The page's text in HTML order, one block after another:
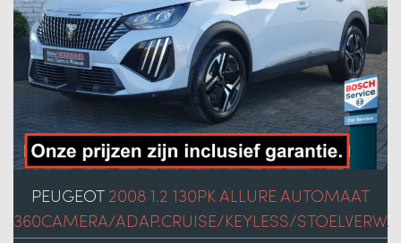
PEUGEOT2008 1.2 130PK ALLURE AUTOMAAT
360CAMERA/ADAP.CRUISE/KEYLESS/STOELVERW.